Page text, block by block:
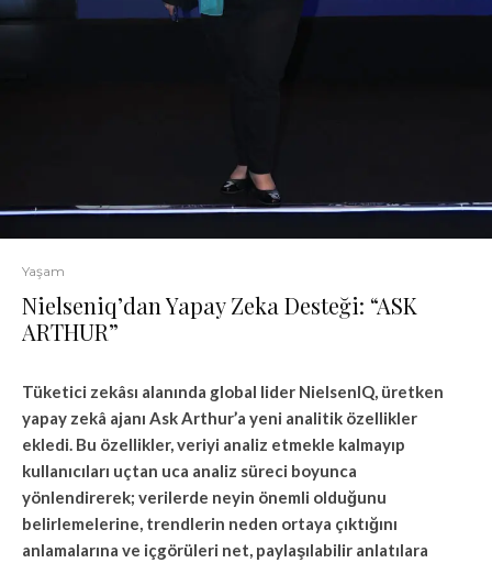
Yaşam
Nielseniq’dan Yapay Zeka Desteği: “ASK
ARTHUR”
Tüketici zekâsı alanında global lider NielsenIQ, üretken
yapay zekâ ajanı Ask Arthur’a yeni analitik özellikler
ekledi. Bu özellikler, veriyi analiz etmekle kalmayıp
kullanıcıları uçtan uca analiz süreci boyunca
yönlendirerek; verilerde neyin önemli olduğunu
belirlemelerine, trendlerin neden ortaya çıktığını
anlamalarına ve içgörüleri net, paylaşılabilir anlatılara